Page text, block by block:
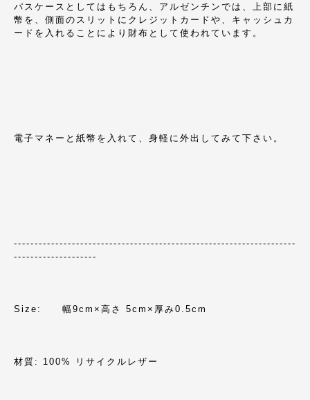
パスケースとしてはもちろん、アルゼンチンでは、上部に紙
幣を、側面のスリットにクレジットカードや、キャッシュカ
ードを入れることにより財布として使われています。
電子マネーと紙幣を入れて、身軽に外出してみて下さい。
--------------------------------------------------------------------
--------------------
Size: 幅9cm×高さ 5cm×厚み0.5cm
材質: 100% リサイクルレザー